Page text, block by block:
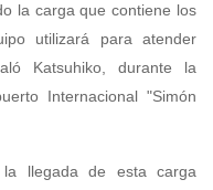
la carga que contiene los
utilizará para atender
Katsuhiko, durante la
Internacional "Simón
llegada de esta carga